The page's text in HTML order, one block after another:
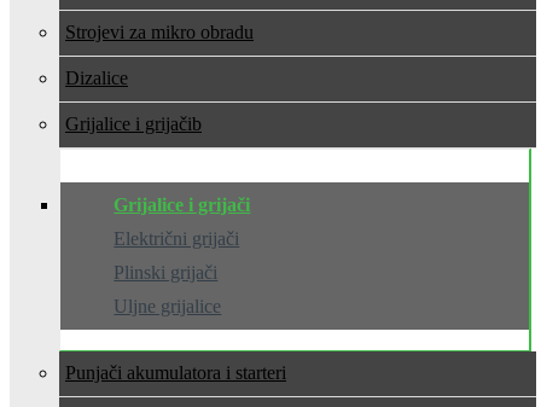
Strojevi za mikro obradu
Dizalice
Grijalice i grijači
Grijalice i grijači
Električni grijači
Plinski grijači
Uljne grijalice
Punjači akumulatora i starteri